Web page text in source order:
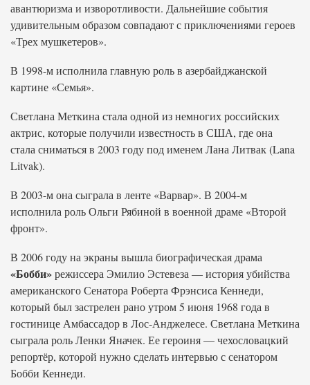
авантюризма и изворотливости. Дальнейшие события
удивительным образом совпадают с приключениями героев
«Трех мушкетеров».
В 1998-м исполнила главную роль в азербайджанской
картине «Семья».
Светлана Меткина стала одной из немногих российских
актрис, которые получили известность в США, где она
стала сниматься в 2003 году под именем Лана Литвак (Lana
Litvak).
В 2003-м она сыграла в ленте «Варвар». В 2004-м
исполнила роль Ольги Рябиной в военной драме «Второй
фронт».
В 2006 году на экраны вышла биографическая драма
«Бобби»режиссера Эмилио Эстевеза — история убийства
американского Сенатора Роберта Фрэнсиса Кеннеди,
который был застрелен рано утром 5 июня 1968 года в
гостинице Амбассадор в Лос-Анджелесе. Светлана Меткина
сыграла роль Ленки Яначек. Ее героиня — чехословацкий
репортёр, которой нужно сделать интервью с сенатором
Бобби Кеннеди.